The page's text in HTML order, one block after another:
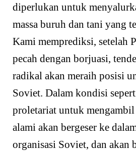
diperlukan untuk
massa buruh dan tani yang
Kami memprediksi, setelah
pecah dengan borjuasi,
radikal akan meraih posisi
Soviet. Dalam kondisi
proletariat untuk mengambil
alami akan bergeser ke
organisasi Soviet, dan akan